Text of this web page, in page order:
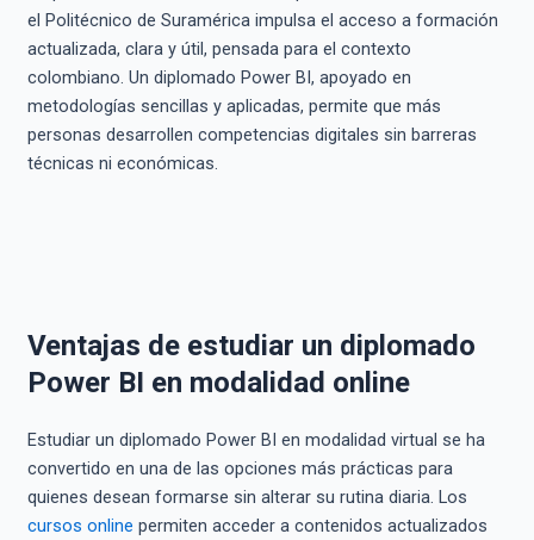
el Politécnico de Suramérica impulsa el acceso a formación
actualizada, clara y útil, pensada para el contexto
colombiano. Un diplomado Power BI, apoyado en
metodologías sencillas y aplicadas, permite que más
personas desarrollen competencias digitales sin barreras
técnicas ni económicas.
Ventajas de estudiar un diplomado
Power BI en modalidad online
Estudiar un diplomado Power BI en modalidad virtual se ha
convertido en una de las opciones más prácticas para
quienes desean formarse sin alterar su rutina diaria. Los
cursos online permiten acceder a contenidos actualizados